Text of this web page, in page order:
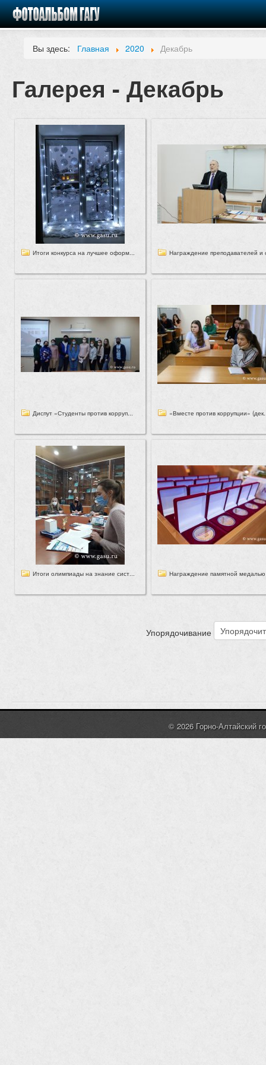
Вы здесь: Главная 2020 Декабрь
Галерея - Декабрь
Итоги конкурса на лучшее оформ... Награждение преподавателей и
Диспут «Студенты против корруп... «Вместе против коррупции»
Итоги олимпиады на знание сист... Награждение памятной
Упорядочивание
© 2026 Горно-Алтайский